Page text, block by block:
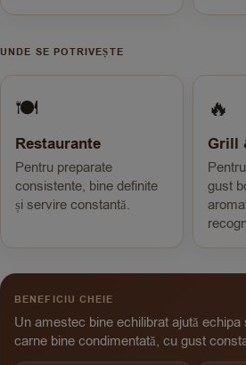
UNDE SE POTRIVEȘTE
🍽
Restaurante
Pentru preparate
consistente, bine definite
și servire constantă.
🔥
Grill
gust
BENEFICIU CHEIE
Un amestec bine echilibrat ajută
carne bine condimentată, cu gust